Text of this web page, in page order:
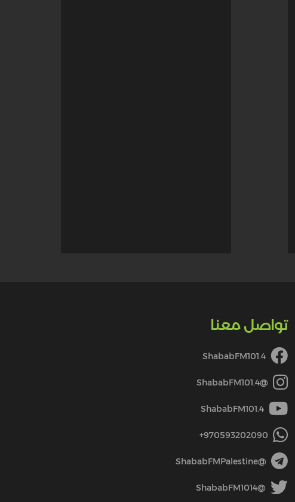
تواصل معنا
ShababFM101.4
@ShababFM101.4
ShababFM101.4
970593202090+
@ShababFMPalestine
@ShababFM1014